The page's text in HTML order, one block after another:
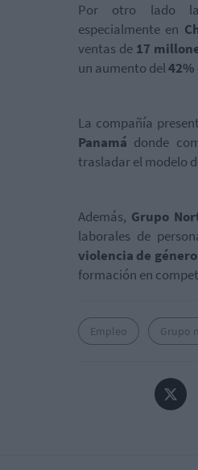
Por otro lado la
especialmente en
ventas de 17
un aumento del42%
La compañía
Panamá donde
trasladar el modelo
Además, Grupo
laborales de
violencia de
formación en
Empleo Grupo